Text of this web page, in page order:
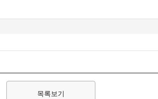
목록보기